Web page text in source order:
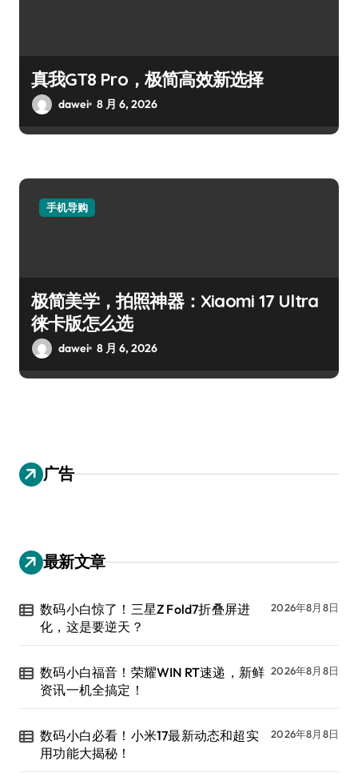
真我GT8 Pro，极简高效新选择
dawei 8 月 6, 2026
手机导购
极简美学，拍照神器：Xiaomi 17 Ultra
徕卡版怎么选
dawei 8 月 6, 2026
广告
最新文章
数码小白惊了！三星Z Fold7折叠屏进
化，这是要逆天？
2026年8月8日
数码小白福音！荣耀WIN RT速递，新鲜
资讯一机全搞定！
2026年8月8日
数码小白必看！小米17最新动态和超实
用功能大揭秘！
2026年8月8日